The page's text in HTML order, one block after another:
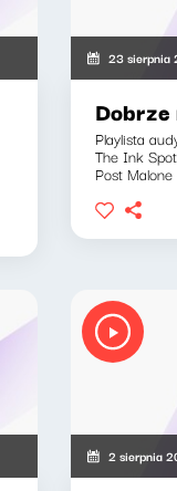
23 sierpnia
Playlista
The Ink
Post Malone
2 sierpnia